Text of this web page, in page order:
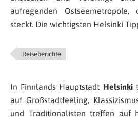
aufregenden
steckt. Die wichtigsten Helsinki
Reiseberichte
In Finnlands Hauptstadt Helsinki
auf Großstadtfeeling,
und Traditionalisten treffen auf